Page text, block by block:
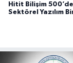
Hitit Bilişim 500’de
Sektörel Yazılım